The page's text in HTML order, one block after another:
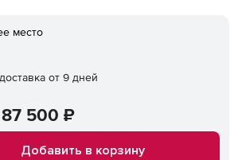
место
от 9 дней
87 500 ₽
Добавить в корзину